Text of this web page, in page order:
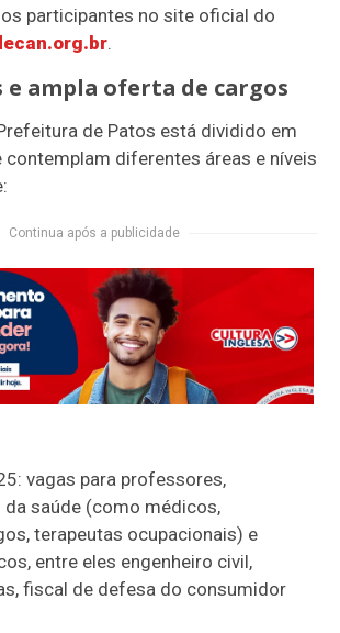
participantes no site oficial do
.
e ampla oferta de cargos
de Patos está dividido em
contemplam diferentes áreas e níveis
Continua após a publicidade
vagas para professores,
saúde (como médicos,
terapeutas ocupacionais) e
entre eles engenheiro civil,
fiscal de defesa do consumidor